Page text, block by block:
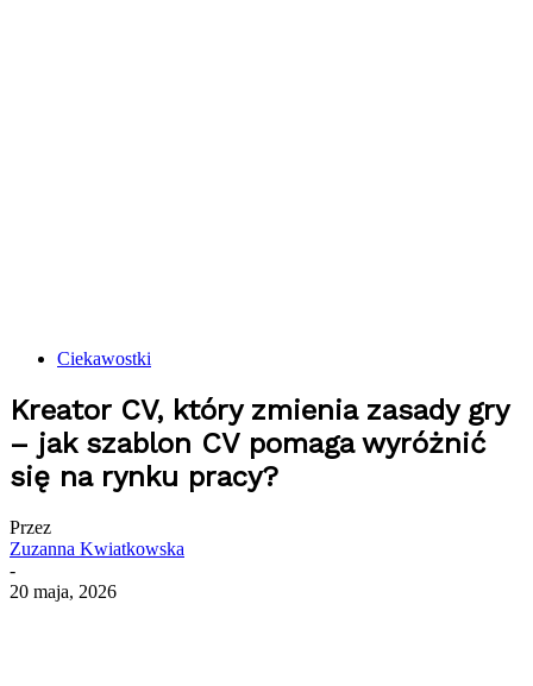
Ciekawostki
Kreator CV, który zmienia zasady gry
– jak szablon CV pomaga wyróżnić
się na rynku pracy?
Przez
Zuzanna Kwiatkowska
-
20 maja, 2026